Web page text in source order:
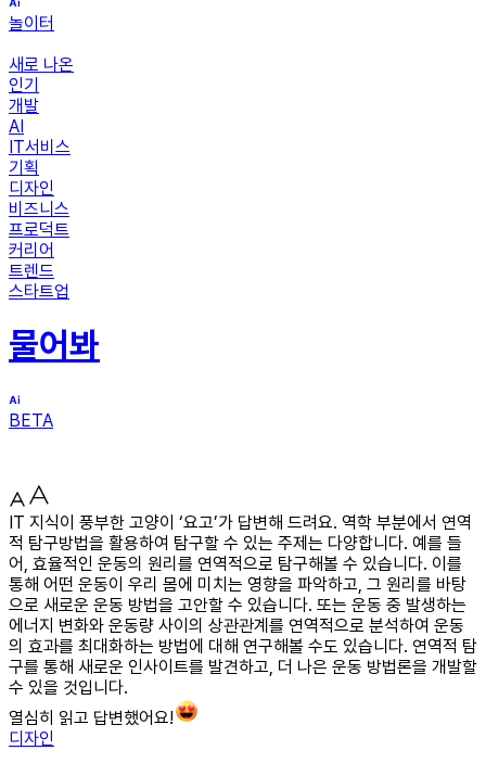
놀이터
새로 나온
인기
개발
AI
IT서비스
기획
디자인
비즈니스
프로덕트
커리어
트렌드
스타트업
물어봐
BETA
IT 지식이 풍부한 고양이 ‘요고’가 답변해 드려요. 역학 부분에서 연역
적 탐구방법을 활용하여 탐구할 수 있는 주제는 다양합니다. 예를 들
어, 효율적인 운동의 원리를 연역적으로 탐구해볼 수 있습니다. 이를
통해 어떤 운동이 우리 몸에 미치는 영향을 파악하고, 그 원리를 바탕
으로 새로운 운동 방법을 고안할 수 있습니다. 또는 운동 중 발생하는
에너지 변화와 운동량 사이의 상관관계를 연역적으로 분석하여 운동
의 효과를 최대화하는 방법에 대해 연구해볼 수도 있습니다. 연역적 탐
구를 통해 새로운 인사이트를 발견하고, 더 나은 운동 방법론을 개발할
수 있을 것입니다.
열심히 읽고 답변했어요!
디자인